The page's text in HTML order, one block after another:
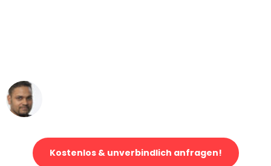
Kostenlos & unverbindlich anfragen!